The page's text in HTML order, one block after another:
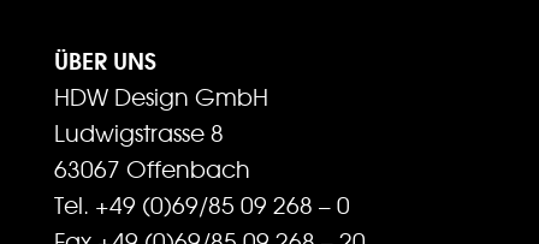
ÜBER UNS
HDW Design GmbH
Ludwigstrasse 8
63067 Offenbach
Tel. +49 (0)69/85 09 268 – 0